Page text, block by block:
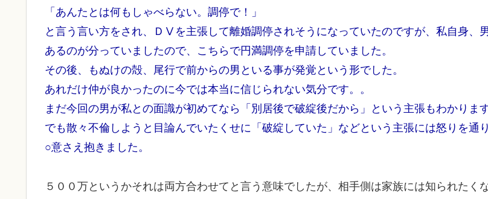
「あんたとは何もしゃべらない。調停で！」
と言う言い方をされ、ＤⅤを主張して離婚調停されそうになっていたのですが、私自身、
あるのが分っていましたので、こちらで円満調停を申請していました。
その後、もぬけの殻、尾行で前からの男といる事が発覚という形でした。
あれだけ仲が良かったのに今では本当に信じられない気分です。。
まだ今回の男が私との面識が初めてなら「別居後で破綻後だから」という主張もわかります
でも散々不倫しようと目論んでいたくせに「破綻していた」などという主張には怒りを通
○意さえ抱きました。
５００万というかそれは両方合わせてと言う意味でしたが、相手側は家族には知られたく